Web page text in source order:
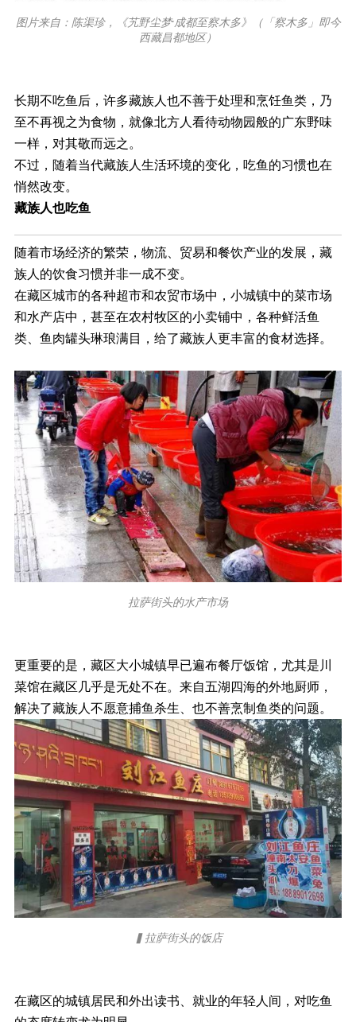
图片来自：陈渠珍，《艽野尘梦·成都至察木多》（「察木多」即今
西藏昌都地区）
长期不吃鱼后，许多藏族人也不善于处理和烹饪鱼类，乃
至不再视之为食物，就像北方人看待动物园般的广东野味
一样，对其敬而远之。
不过，随着当代藏族人生活环境的变化，吃鱼的习惯也在
悄然改变。
藏族人也吃鱼
随着市场经济的繁荣，物流、贸易和餐饮产业的发展，藏
族人的饮食习惯并非一成不变。
在藏区城市的各种超市和农贸市场中，小城镇中的菜市场
和水产店中，甚至在农村牧区的小卖铺中，各种鲜活鱼
类、鱼肉罐头琳琅满目，给了藏族人更丰富的食材选择。
拉萨街头的水产市场
更重要的是，藏区大小城镇早已遍布餐厅饭馆，尤其是川
菜馆在藏区几乎是无处不在。来自五湖四海的外地厨师，
解决了藏族人不愿意捕鱼杀生、也不善烹制鱼类的问题。
▍拉萨街头的饭店
在藏区的城镇居民和外出读书、就业的年轻人间，对吃鱼